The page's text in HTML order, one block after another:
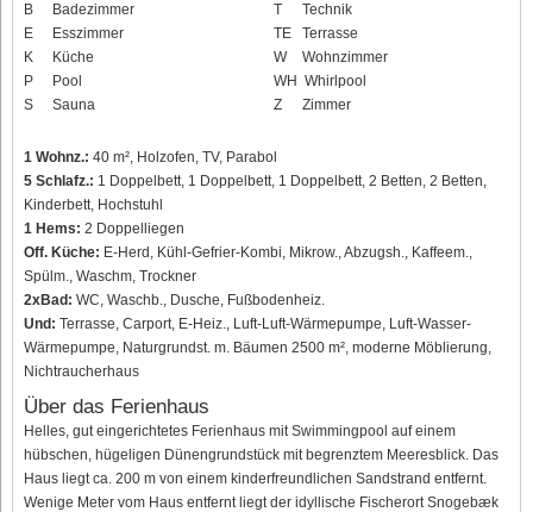
B
Badezimmer
E
Esszimmer
K
Küche
P
Pool
S
Sauna
T
Technik
TE
Terrasse
W
Wohnzimmer
WH Whirlpool
Z
Zimmer
1 Wohnz.: 40 m², Holzofen, TV, Parabol
5 Schlafz.: 1 Doppelbett, 1 Doppelbett, 1 Doppelbett, 2 Betten, 2 Betten,
Kinderbett, Hochstuhl
1 Hems: 2 Doppelliegen
Off. Küche: E-Herd, Kühl-Gefrier-Kombi, Mikrow., Abzugsh., Kaffeem.,
Spülm., Waschm, Trockner
2xBad: WC, Waschb., Dusche, Fußbodenheiz.
Und: Terrasse, Carport, E-Heiz., Luft-Luft-Wärmepumpe, Luft-Wasser-
Wärmepumpe, Naturgrundst. m. Bäumen 2500 m², moderne Möblierung,
Nichtraucherhaus
Über das Ferienhaus
Helles, gut eingerichtetes Ferienhaus mit Swimmingpool auf einem
hübschen, hügeligen Dünengrundstück mit begrenztem Meeresblick. Das
Haus liegt ca. 200 m von einem kinderfreundlichen Sandstrand entfernt.
Wenige Meter vom Haus entfernt liegt der idyllische Fischerort Snogebæk